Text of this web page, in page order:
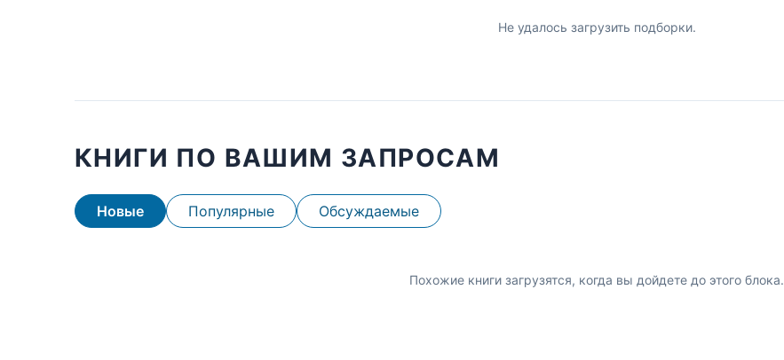
Не удалось загрузить подборки.
КНИГИ ПО ВАШИМ ЗАПРОСАМ
Новые Популярные Обсуждаемые
Похожие книги загрузятся, когда вы дойдете до этого блока.